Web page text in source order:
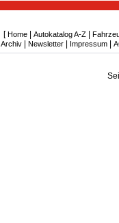
[ Home| Autokatalog A-Z|
Archiv Newsletter Impressum